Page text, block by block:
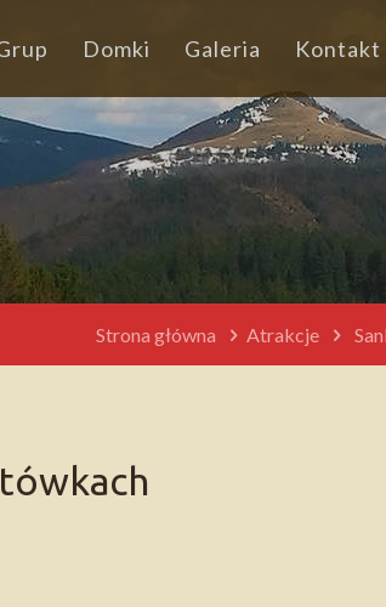
Domki Galeria Kontakt
Strona główna Atrakcje